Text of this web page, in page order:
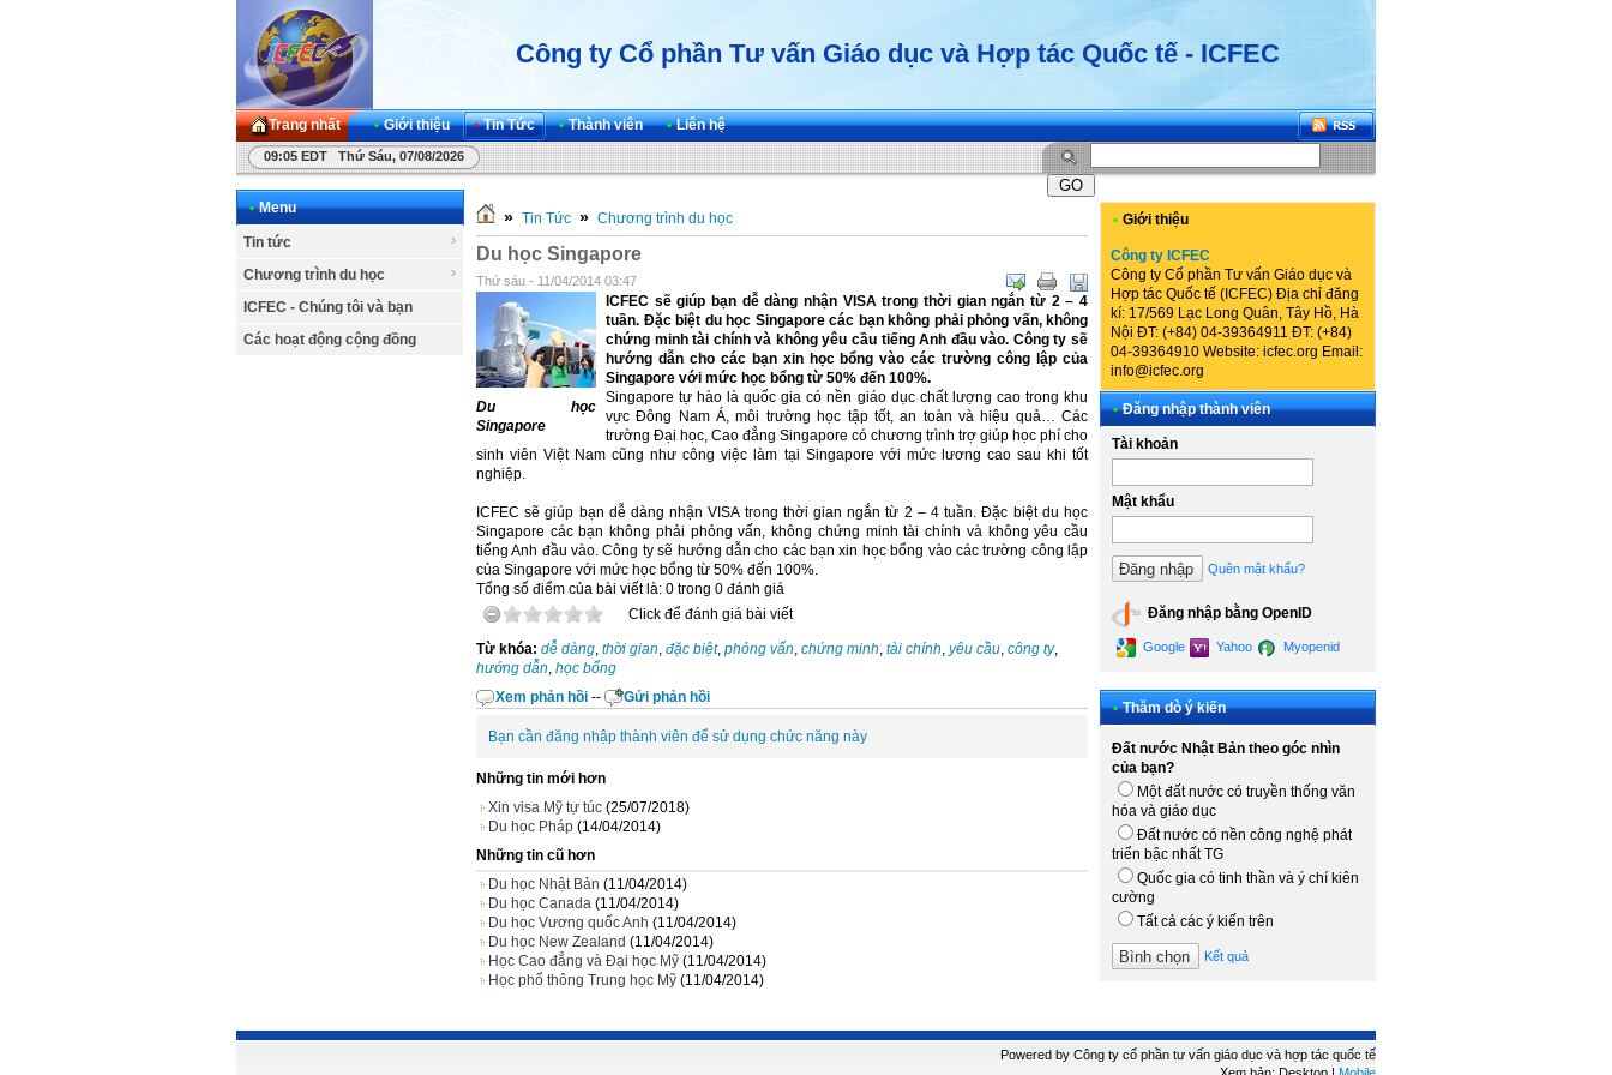
Công ty Cổ phần Tư vấn Giáo dục và Hợp tác Quốc tế - ICFEC
Trang nhất • Giới thiệu • Tin Tức • Thành viên • Liên hệ
09:05 EDT Thứ Sáu, 07/08/2026
• Menu
Tin tức
Chương trình du học
ICFEC - Chúng tôi và bạn
Các hoạt động cộng đồng
» Tin Tức » Chương trình du học
Du học Singapore
Thứ sáu - 11/04/2014 03:47
Du học
Singapore
ICFEC sẽ giúp bạn dễ dàng nhận VISA trong thời gian ngắn từ 2 – 4
tuần. Đặc biệt du học Singapore các bạn không phải phỏng vấn, không
chứng minh tài chính và không yêu cầu tiếng Anh đầu vào. Công ty sẽ
hướng dẫn cho các bạn xin học bổng vào các trường công lập của
Singapore với mức học bổng từ 50% đến 100%.
Singapore tự hào là quốc gia có nền giáo dục chất lượng cao trong khu
vực Đông Nam Á, môi trường học tập tốt, an toàn và hiệu quả… Các
trường Đại học, Cao đẳng Singapore có chương trình trợ giúp học phí cho
sinh viên Việt Nam cũng như công việc làm tại Singapore với mức lương cao sau khi tốt
nghiệp.
ICFEC sẽ giúp bạn dễ dàng nhận VISA trong thời gian ngắn từ 2 – 4 tuần. Đặc biệt du học
Singapore các bạn không phải phỏng vấn, không chứng minh tài chính và không yêu cầu
tiếng Anh đầu vào. Công ty sẽ hướng dẫn cho các bạn xin học bổng vào các trường công lập
của Singapore với mức học bổng từ 50% đến 100%.
Tổng số điểm của bài viết là: 0 trong 0 đánh giá
Click để đánh giá bài viết
Từ khóa: dễ dàng, thời gian, đặc biệt, phỏng vấn, chứng minh, tài chính, yêu cầu, công ty,
hướng dẫn, học bổng
Xem phản hồi -- Gửi phản hồi
Bạn cần đăng nhập thành viên để sử dụng chức năng này
Những tin mới hơn
Xin visa Mỹ tự túc (25/07/2018)
Du học Pháp (14/04/2014)
Những tin cũ hơn
Du học Nhật Bản (11/04/2014)
Du học Canada (11/04/2014)
Du học Vương quốc Anh (11/04/2014)
Du học New Zealand (11/04/2014)
Học Cao đẳng và Đại học Mỹ (11/04/2014)
Học phổ thông Trung học Mỹ (11/04/2014)
• Giới thiệu
Công ty ICFEC
Công ty Cổ phần Tư vấn Giáo dục và
Hợp tác Quốc tế (ICFEC) Địa chỉ đăng
kí: 17/569 Lạc Long Quân, Tây Hồ, Hà
Nội ĐT: (+84) 04-39364911 ĐT: (+84)
04-39364910 Website: icfec.org Email:
info@icfec.org
• Đăng nhập thành viên
Tài khoản
Mật khẩu
Quên mật khẩu?
Đăng nhập bằng OpenID
Google Yahoo Myopenid
• Thăm dò ý kiến
Đất nước Nhật Bản theo góc nhìn
của bạn?
Một đất nước có truyền thống văn
hóa và giáo dục
Đất nước có nền công nghệ phát
triển bậc nhất TG
Quốc gia có tinh thần và ý chí kiên
cường
Tất cả các ý kiến trên
Kết quả
Powered by Công ty cổ phần tư vấn giáo dục và hợp tác quốc tế